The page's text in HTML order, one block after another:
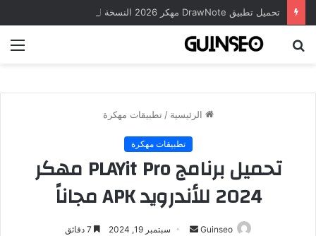
الرئيسية / تطبيقات مهكرة
تطبيقات مهكرة
تحميل برنامج PLAYit Pro مهكر
2024 للأندرويد APK مجاناً
Guinseo
أرسل سبتمبر 19, 2024